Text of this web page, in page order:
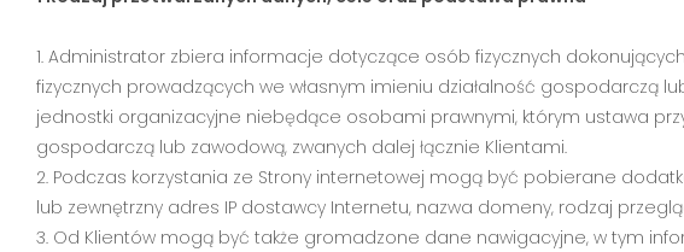
1. Administrator zbiera informacje dotyczące osób fizycznych
fizycznych prowadzących we własnym imieniu działalność
jednostki organizacyjne niebędące osobami prawnymi, którym ustawa
gospodarczą lub zawodową, zwanych dalej łącznie Klientami.
2. Podczas korzystania ze Strony internetowej mogą być pobierane
lub zewnętrzny adres IP dostawcy Internetu, nazwa domeny, rodzaj
3. Od Klientów mogą być także gromadzone dane nawigacyjne, w tym